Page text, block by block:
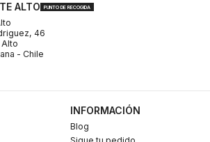
ALTO PUNTO DE RECOGIDA
46
- Chile
INFORMACIÓN
Blog